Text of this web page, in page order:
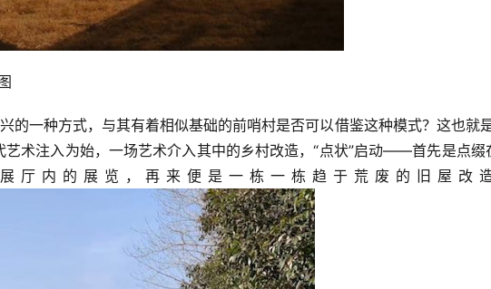
的一种方式，与其有着相似基础的前哨村是否可以借鉴这种模式？这也就
艺术注入为始，一场艺术介入其中的乡村改造，“点状”启动——首先是点缀
厅内的展览，再来便是一栋一栋趋于荒废的旧屋改